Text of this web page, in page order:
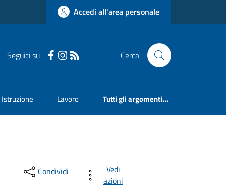
Accedi all'area personale
Seguici su Cerca
Istruzione Lavoro Tutti gli argomenti...
Condividi
Vedi
azioni